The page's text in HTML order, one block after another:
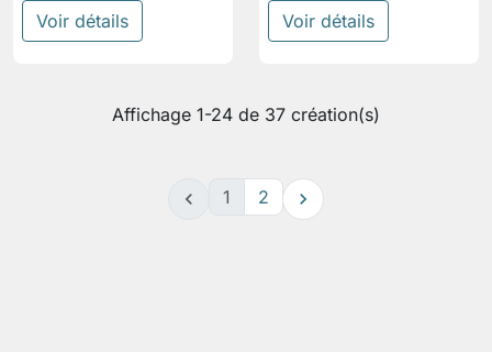
Voir détails Voir détails
Affichage 1-24 de 37 création(s)
 1 2 